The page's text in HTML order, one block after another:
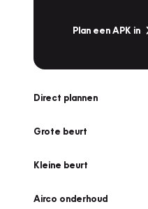
Plan een APK in
Direct plannen
Grote beurt
Kleine beurt
Airco onderhoud